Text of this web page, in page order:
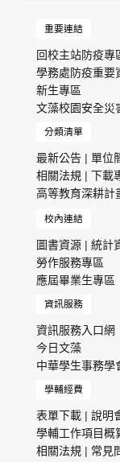
重要連結
回校主站防疫專
學務處防疫重要
新生專區
文藻校園安全災
分類清單
最新公告 | 單位
相關法規 | 下載
高等教育深耕計
校內連結
圖書資源 | 統計
勞作服務專區
應屆畢業生專區
資訊服務
資訊服務入口網
今日文藻
中華學生事務學
學輔經費
表單下載 | 說明
學輔工作項目概
相關法規 | 常見